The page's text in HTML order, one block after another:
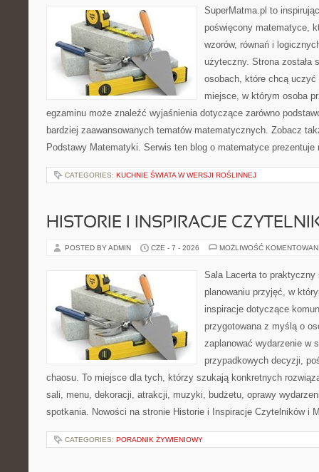
SuperMatma.pl to
poświęcony matematyce,
wzorów, równań i
użyteczny. Strona została
osobach, które chcą
miejsce, w którym osoba
egzaminu może znaleźć wyjaśnienia dotyczące zarówno
bardziej zaawansowanych tematów matematycznych. Zobacz
Podstawy Matematyki. Serwis ten blog o matematyce
CATEGORIES: KUCHNIE ŚWIATA W WERSJI ROŚLINNEJ
HISTORIE I INSPIRACJE
POSTED BY ADMIN CZE - 7 - 2026 MOŻLIWOŚĆ
Sala Lacerta to praktyczny
planowaniu przyjęć, w
inspiracje dotyczące
przygotowana z myślą o
zaplanować wydarzenie w
przypadkowych decyzji,
chaosu. To miejsce dla tych, którzy szukają konkretnych
sali, menu, dekoracji, atrakcji, muzyki, budżetu, oprawy
spotkania. Nowości na stronie Historie i Inspiracje Czytelników i
CATEGORIES: PORADNIK ŻYWIENIOWY